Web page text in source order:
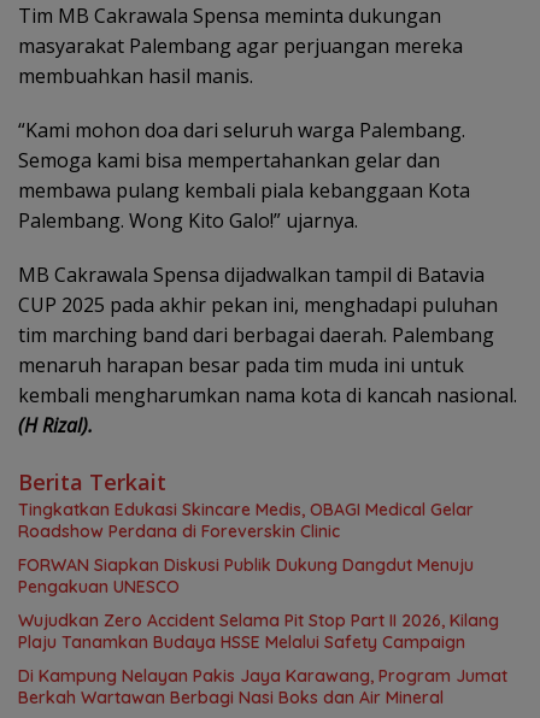
Tim MB Cakrawala Spensa meminta dukungan
masyarakat Palembang agar perjuangan mereka
membuahkan hasil manis.
“Kami mohon doa dari seluruh warga Palembang.
Semoga kami bisa mempertahankan gelar dan
membawa pulang kembali piala kebanggaan Kota
Palembang. Wong Kito Galo!” ujarnya.
MB Cakrawala Spensa dijadwalkan tampil di Batavia
CUP 2025 pada akhir pekan ini, menghadapi puluhan
tim marching band dari berbagai daerah. Palembang
menaruh harapan besar pada tim muda ini untuk
kembali mengharumkan nama kota di kancah nasional.
(H Rizal).
Berita Terkait
Tingkatkan Edukasi Skincare Medis, OBAGI Medical Gelar
Roadshow Perdana di Foreverskin Clinic
FORWAN Siapkan Diskusi Publik Dukung Dangdut Menuju
Pengakuan UNESCO
Wujudkan Zero Accident Selama Pit Stop Part II 2026, Kilang
Plaju Tanamkan Budaya HSSE Melalui Safety Campaign
Di Kampung Nelayan Pakis Jaya Karawang, Program Jumat
Berkah Wartawan Berbagi Nasi Boks dan Air Mineral